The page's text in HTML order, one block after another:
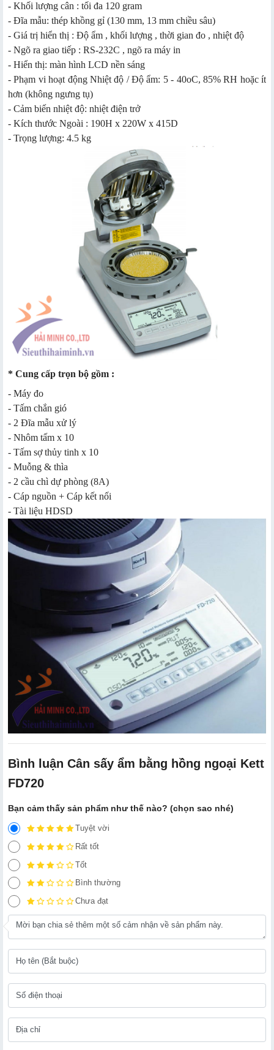
- Khối lượng cân : tối đa 120 gram
- Đĩa mẫu: thép khồng gỉ (130 mm, 13 mm chiều sâu)
- Giá trị hiển thị : Độ ẩm , khối lượng , thời gian đo , nhiệt độ
- Ngõ ra giao tiếp : RS-232C , ngõ ra máy in
- Hiển thị: màn hình LCD nền sáng
- Phạm vi hoạt động Nhiệt độ / Độ ẩm: 5 - 40oC, 85% RH hoặc ít
hơn (không ngưng tụ)
- Cảm biến nhiệt độ: nhiệt điện trở
- Kích thước Ngoài : 190H x 220W x 415D
- Trọng lượng: 4.5 kg
* Cung cấp trọn bộ gồm :
- Máy đo
- Tấm chắn gió
- 2 Đĩa mẫu xử lý
- Nhôm tấm x 10
- Tấm sợ thủy tinh x 10
- Muỗng & thìa
- 2 cầu chì dự phòng (8A)
- Cáp nguồn + Cáp kết nối
- Tài liệu HDSD
Bình luận Cân sấy ẩm bằng ​hồng ngoại Kett
FD720
Bạn cảm thấy sản phẩm như thế nào? (chọn sao nhé)
Tuyệt vời
Rất tốt
Tốt
Bình thường
Chưa đạt